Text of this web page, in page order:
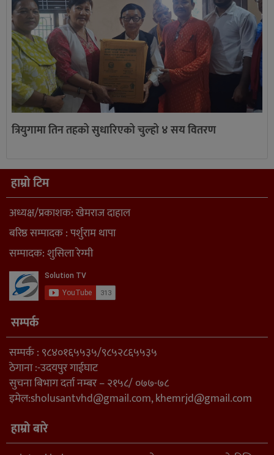
त्रियुगामा तिन तहको सुधारिएको चुल्हो ४ सय वितरण
हाम्रो टिम
अध्यक्ष/प्रकाशक: खेमराज दाहाल
बरिष्ठ सम्पादक : पर्शुराम थापा
सम्पादक: शुसिला रेग्मी
सम्पर्क
सम्पर्क : ९८४०१६५५३५/९८५२८६५५३५
ठेगाना :-उदयपुर गाईघाट
सुचना बिभाग दर्ता नम्बर – २१५८/ ०७७-७८
इमेल:sholusantvhd@gmail.com,khemrjd@gmail.com
हाम्रो बारे